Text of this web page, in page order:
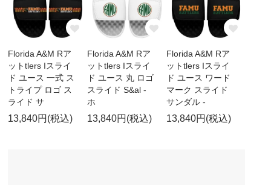
Florida A&M Rア
ットtlers Iスライ
ド ユース 一式 ス
トライプ ロゴ ス
ライド サ
13,840円(税込)
Florida A&M Rア
ットtlers Iスライ
ド ユース 丸 ロゴ
スライド S&al -
ホ
13,840円(税込)
Florida A&M Rア
ットtlers Iスライ
ド ユース ワード
マーク スライド
サンダル -
13,840円(税込)